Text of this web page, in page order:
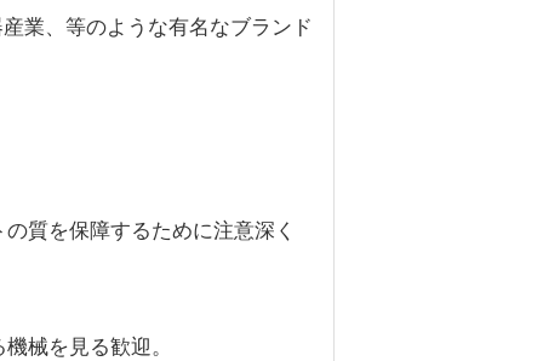
業、等のような有名なブランド
質を保障するために注意深く
械を見る歓迎。